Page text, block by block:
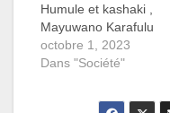
Humule et kashaki ,
Mayuwano Karafulu
Nathanaël dit Mayusi
vient d'être accueilli ce
Ngungu dans la
octobre 1, 2023
Dans "Société"